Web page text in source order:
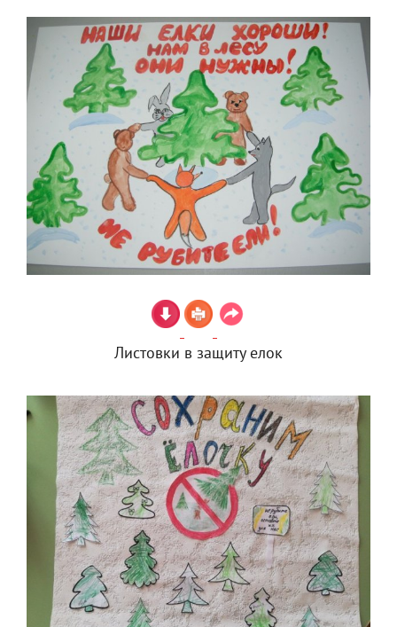
Листовки в защиту елок